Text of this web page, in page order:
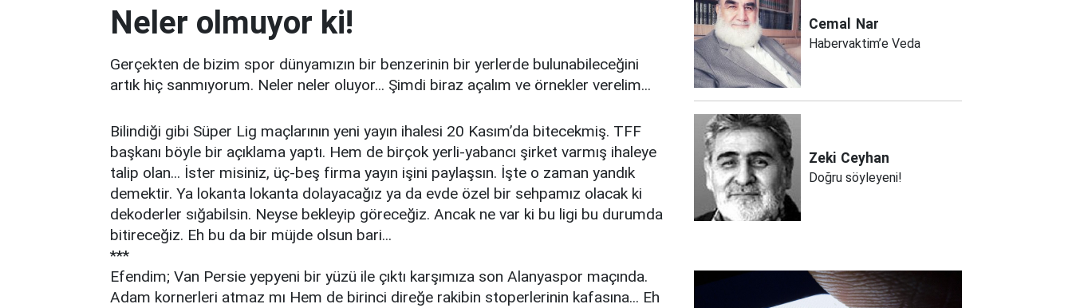
Neler olmuyor ki!
Gerçekten de bizim spor dünyamızın bir benzerinin bir yerlerde bulunabileceğini
artık hiç sanmıyorum. Neler neler oluyor... Şimdi biraz açalım ve örnekler verelim...
Bilindiği gibi Süper Lig maçlarının yeni yayın ihalesi 20 Kasım’da bitecekmiş. TFF
başkanı böyle bir açıklama yaptı. Hem de birçok yerli-yabancı şirket varmış ihaleye
talip olan... İster misiniz, üç-beş firma yayın işini paylaşsın. İşte o zaman yandık
demektir. Ya lokanta lokanta dolayacağız ya da evde özel bir sehpamız olacak ki
dekoderler sığabilsin. Neyse bekleyip göreceğiz. Ancak ne var ki bu ligi bu durumda
bitireceğiz. Eh bu da bir müjde olsun bari...
***
Efendim; Van Persie yepyeni bir yüzü ile çıktı karşımıza son Alanyaspor maçında.
Adam kornerleri atmaz mı Hem de birinci direğe rakibin stoperlerinin kafasına... Eh
Cemal Nar
Habervaktim’e Veda
Zeki Ceyhan
Doğru söyleyeni!